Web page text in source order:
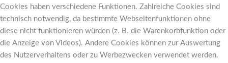
Cookies haben verschiedene Funktionen. Zahlreiche Cookies sind
technisch notwendig, da bestimmte Webseitenfunktionen ohne
diese nicht funktionieren würden (z. B. die Warenkorbfunktion oder
die Anzeige von Videos). Andere Cookies können zur Auswertung
des Nutzerverhaltens oder zu Werbezwecken verwendet werden.